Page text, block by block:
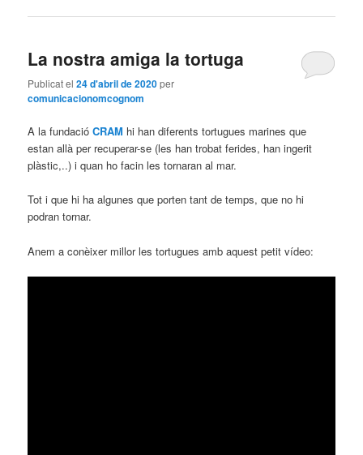
La nostra amiga la tortuga
Publicat el24 d'abril de 2020per
comunicacionomcognom
A la fundacióCRAM hi han diferents tortugues marines que
estan allà per recuperar-se (les han trobat ferides, han ingerit
plàstic,..) i quan ho facin les tornaran al mar.
Tot i que hi ha algunes que porten tant de temps, que no hi
podran tornar.
Anem a conèixer millor les tortugues amb aquest petit vídeo: